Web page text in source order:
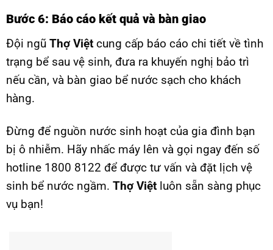
Bước 6: Báo cáo kết quả và bàn giao
Đội ngũ Thợ Việt cung cấp báo cáo chi tiết về tình
trạng bể sau vệ sinh, đưa ra khuyến nghị bảo trì
nếu cần, và bàn giao bể nước sạch cho khách
hàng.
Đừng để nguồn nước sinh hoạt của gia đình bạn
bị ô nhiễm. Hãy nhấc máy lên và gọi ngay đến số
hotline 1800 8122 để được tư vấn và đặt lịch vệ
sinh bể nước ngầm. Thợ Việt luôn sẵn sàng phục
vụ bạn!